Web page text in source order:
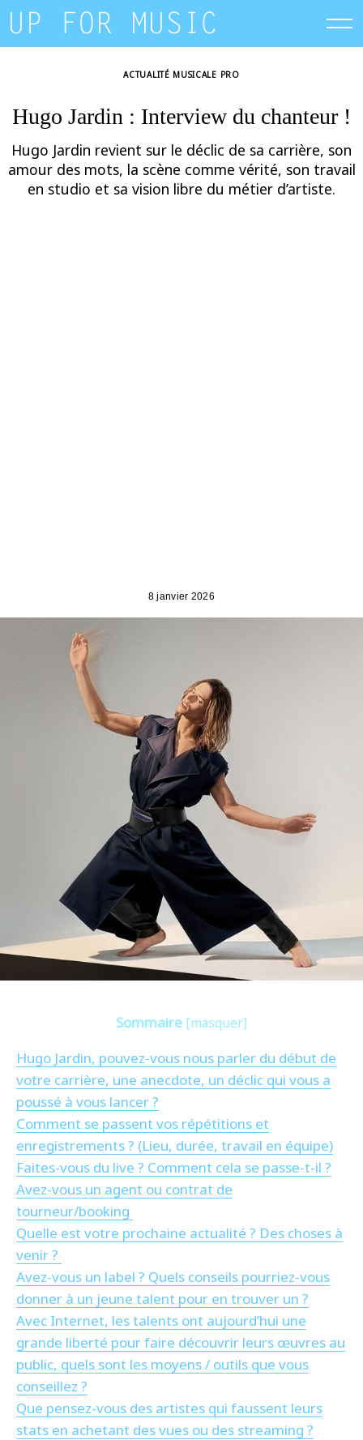
Skip
to
ACTUALITÉ MUSICALE PRO
Hugo Jardin : Interview du chanteur !
Hugo Jardin revient sur le déclic de sa carrière, son
amour des mots, la scène comme vérité, son travail
en studio et sa vision libre du métier d’artiste.
8 janvier 2026
Sommaire [masquer]
Hugo Jardin, pouvez-vous nous parler du début de
votre carrière, une anecdote, un déclic qui vous a
poussé à vous lancer ?
Comment se passent vos répétitions et
enregistrements ? (Lieu, durée, travail en équipe)
Faites-vous du live ? Comment cela se passe-t-il ?
Avez-vous un agent ou contrat de
tourneur/booking
Quelle est votre prochaine actualité ? Des choses à
venir ?
Avez-vous un label ? Quels conseils pourriez-vous
donner à un jeune talent pour en trouver un ?
Avec Internet, les talents ont aujourd’hui une
grande liberté pour faire découvrir leurs œuvres au
public, quels sont les moyens / outils que vous
conseillez ?
Que pensez-vous des artistes qui faussent leurs
stats en achetant des vues ou des streaming ?